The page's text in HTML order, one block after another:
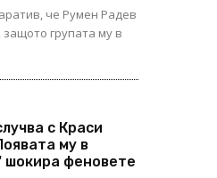
че Румен Радев
групата му в
с Краси
му в
шокира феновете